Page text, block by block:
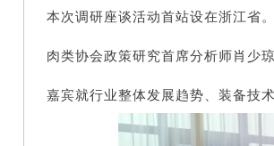
本次调研座谈活动首站设在浙江省
肉类协会政策研究首席分析师肖少
嘉宾就行业整体发展趋势、装备技